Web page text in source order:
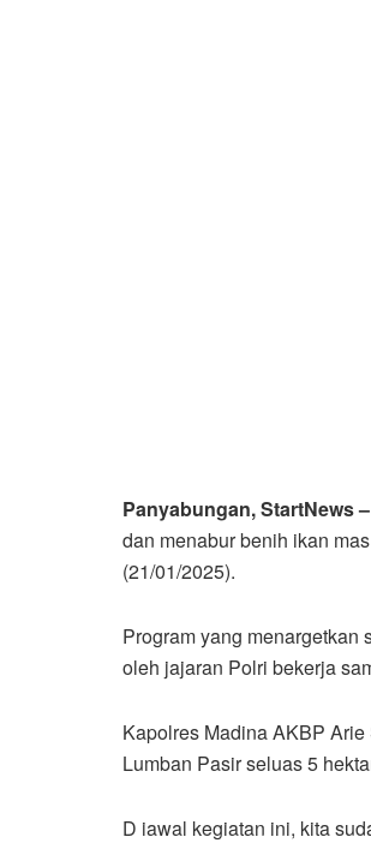
Panyabungan, StartNews –
dan menabur benih ikan
(21/01/2025).
Program yang
oleh jajaran Polri bekerja
Kapolres Madina AKBP
Lumban Pasir seluas 5
D iawal kegiatan ini, kita